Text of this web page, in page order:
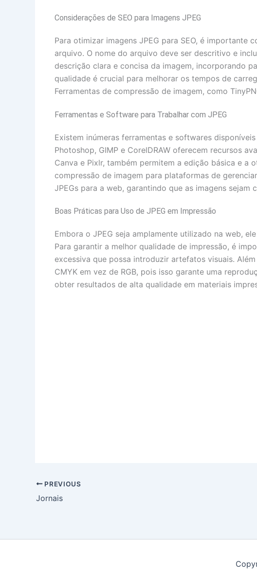
Considerações de SEO para Imagens JPEG
Para otimizar imagens JPEG para SEO, é
arquivo. O nome do arquivo deve ser descritivo e
descrição clara e concisa da imagem, incorporando
qualidade é crucial para melhorar os tempos de
Ferramentas de compressão de imagem, como
Ferramentas e Software para Trabalhar com JPEG
Existem inúmeras ferramentas e softwares
Photoshop, GIMP e CorelDRAW oferecem recursos
Canva e Pixlr, também permitem a edição básica e a
compressão de imagem para plataformas de
JPEGs para a web, garantindo que as imagens
Boas Práticas para Uso de JPEG em Impressão
Embora o JPEG seja amplamente utilizado na web,
Para garantir a melhor qualidade de impressão, é
excessiva que possa introduzir artefatos visuais.
CMYK em vez de RGB, pois isso garante uma
obter resultados de alta qualidade em materiais
PREVIOUS
Jornais